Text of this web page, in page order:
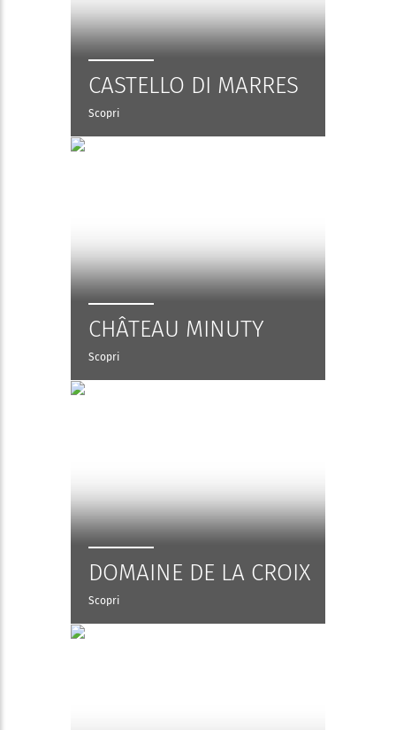
CASTELLO DI MARRES
Scopri
CHÂTEAU MINUTY
Scopri
DOMAINE DE LA CROIX
Scopri